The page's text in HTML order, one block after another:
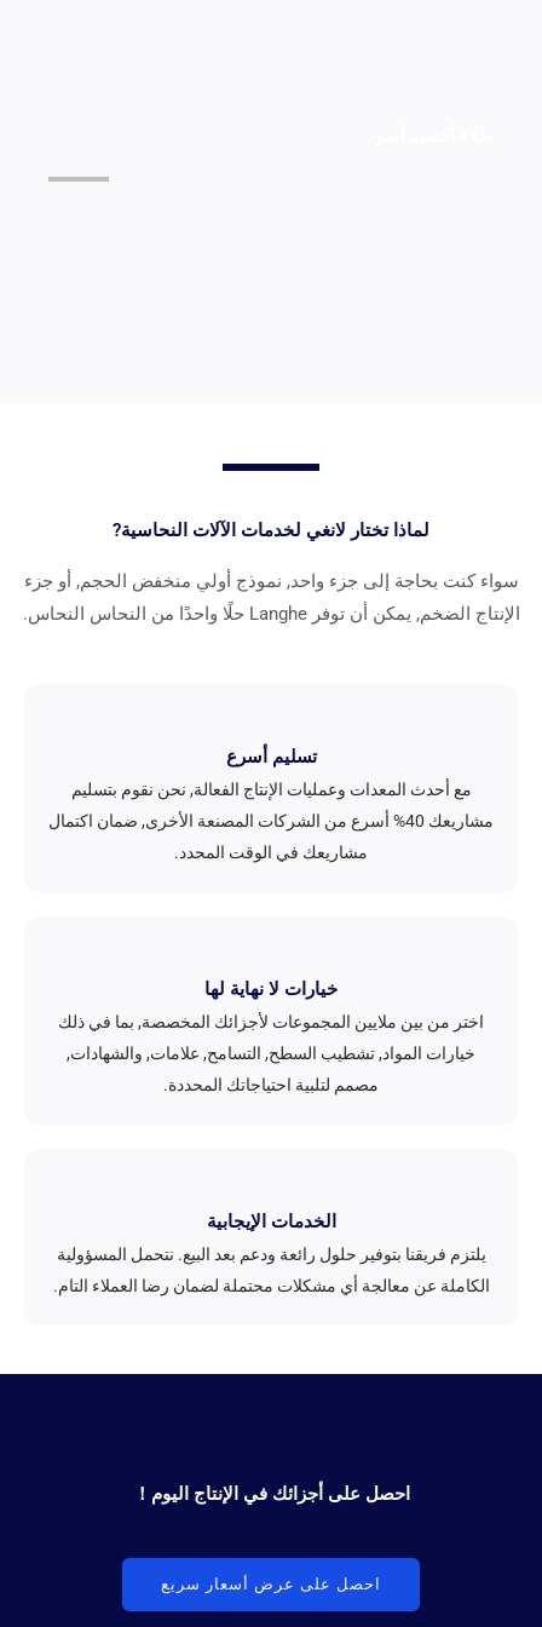
لماذا تختار لانغي لخدمات الآلات النحاسية?
سواء كنت بحاجة إلى جزء واحد, نموذج أولي منخفض الحجم, أو جزء
الإنتاج الضخم, يمكن أن توفر Langhe حلًا واحدًا من النحاس النحاس.
تسليم أسرع
مع أحدث المعدات وعمليات الإنتاج الفعالة, نحن نقوم بتسليم
مشاريعك 40% أسرع من الشركات المصنعة الأخرى, ضمان اكتمال
مشاريعك في الوقت المحدد.
خيارات لا نهاية لها
اختر من بين ملايين المجموعات لأجزائك المخصصة, بما في ذلك
خيارات المواد, تشطيب السطح, التسامح, علامات, والشهادات,
مصمم لتلبية احتياجاتك المحددة.
الخدمات الإيجابية
يلتزم فريقنا بتوفير حلول رائعة ودعم بعد البيع. نتحمل المسؤولية
الكاملة عن معالجة أي مشكلات محتملة لضمان رضا العملاء التام.
احصل على أجزائك في الإنتاج اليوم！
احصل على عرض أسعار سريع